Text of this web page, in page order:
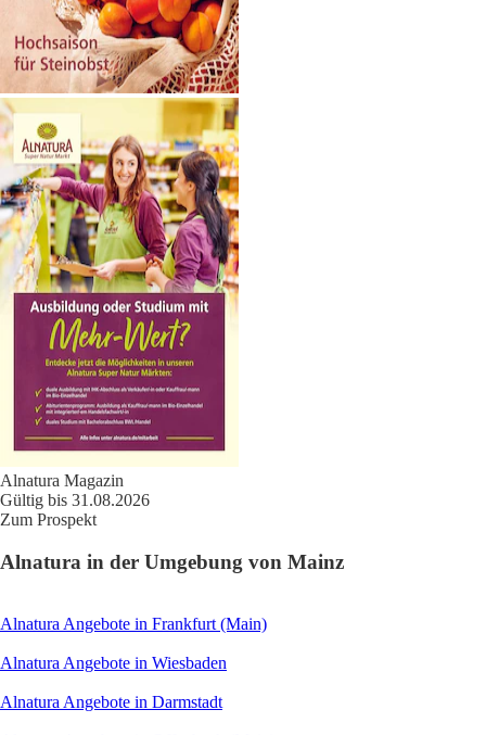
Alnatura Magazin
Gültig bis 31.08.2026
Zum Prospekt
Alnatura in der Umgebung von Mainz
Alnatura Angebote in Frankfurt (Main)
Alnatura Angebote in Wiesbaden
Alnatura Angebote in Darmstadt